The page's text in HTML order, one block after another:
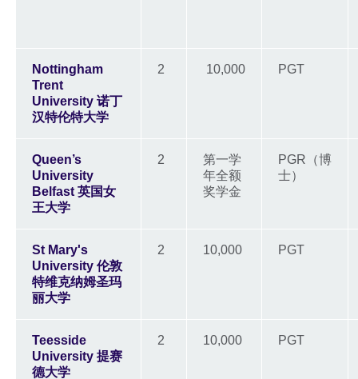
Nottingham
Trent
University 诺丁
汉特伦特大学
2 10,000 PGT
Queen’s
University
Belfast 英国女
王大学
2
第一学
年全额
奖学金
PGR（博
士）
St Mary's
University 伦敦
特维克纳姆圣玛
丽大学
2 10,000 PGT
Teesside
University 提赛
德大学
2 10,000 PGT